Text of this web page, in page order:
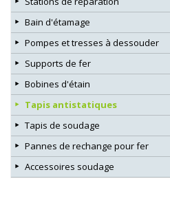
Bain d'étamage
Pompes et tresses à dessouder
Supports de fer
Bobines d'étain
Tapis antistatiques
Tapis de soudage
Pannes de rechange pour fer
Accessoires soudage